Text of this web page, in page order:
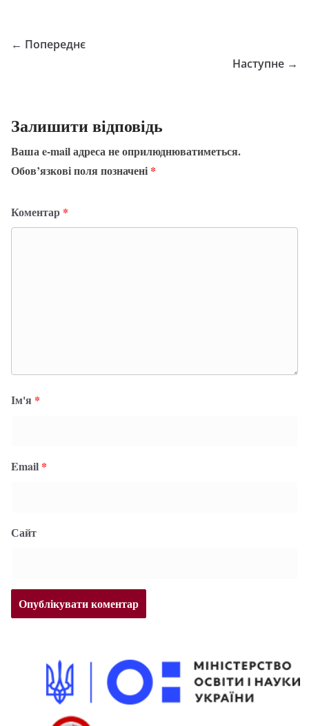
← Попереднє
Наступне →
Залишити відповідь
Ваша e-mail адреса не оприлюднюватиметься.
Обов’язкові поля позначені *
Коментар *
Ім'я *
Email *
Сайт